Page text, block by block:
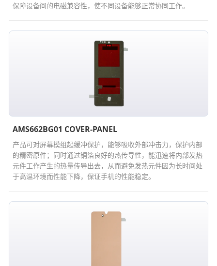
保障设备间的电磁兼容性，使不同设备能够正常协同工作。
AMS662BG01 COVER-PANEL
产品可对屏幕模组起缓冲保护，能够吸收外部冲击力，保护内部
的精密原件；同时通过铜箔良好的热传导性，能迅速将内部发热
元件工作产生的热量传导出去，从而避免发热元件因为长时间处
于高温环境而性能下降，保证手机的性能稳定。